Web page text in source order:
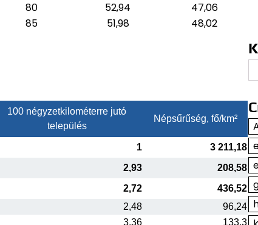
80 52,94
47,06
85 51,98 48,02
100 négyzetkilométerre jutó
település
Népsűrűség, fő/km²
1
3 211,18
2,93
208,58
2,72
436,52
2,48
96,24
3,36 133,3